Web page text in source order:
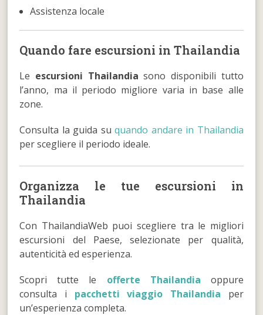
Assistenza locale
Quando fare escursioni in Thailandia
Le escursioni Thailandia sono disponibili tutto
l’anno, ma il periodo migliore varia in base alle
zone.
Consulta la guida suquando andare in Thailandia
per scegliere il periodo ideale.
Organizza le tue escursioni in
Thailandia
Con ThailandiaWeb puoi scegliere tra le migliori
escursioni del Paese, selezionate per qualità,
autenticità ed esperienza.
Scopri tutte le offerte Thailandia oppure
consulta i pacchetti viaggio Thailandia per
un’esperienza completa.